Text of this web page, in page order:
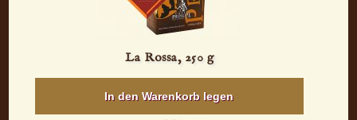
La Rossa, 250 g
In den Warenkorb legen